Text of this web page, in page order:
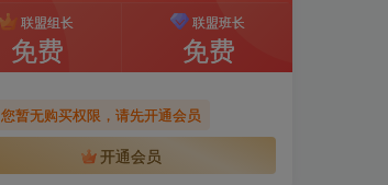
联盟组长
免费
联盟班长
免费
您暂无购买权限，请先开通会员
开通会员